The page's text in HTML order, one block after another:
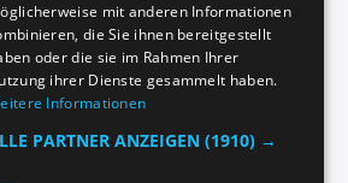
mit anderen Informationen
die Sie ihnen bereitgestellt
oder die sie im Rahmen Ihrer
ihrer Dienste gesammelt haben.
Informationen
PARTNER ANZEIGEN (1910) →